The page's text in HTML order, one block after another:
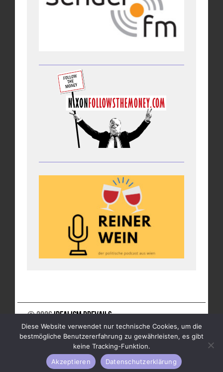
© 2026Idealism Prevails
UNTERSTÜTZE UNS
NEWSLETTER
IMPRESSUM
Diese Website verwendet nur technische Cookies, um die
bestmögliche Benutzererfahrung zu gewährleisten, es gibt
keine Tracking-Funktion.
Akzeptieren
Datenschutzerklärung